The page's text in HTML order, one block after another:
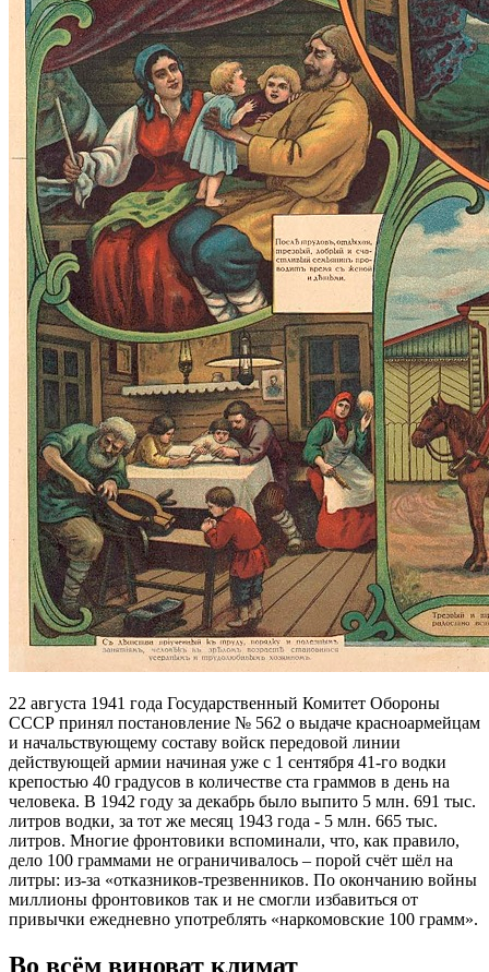
22 августа 1941 года Государственный Комитет Обороны
СССР принял постановление № 562 о выдаче красноармейцам
и начальствующему составу войск передовой линии
действующей армии начиная уже с 1 сентября 41-го водки
крепостью 40 градусов в количестве ста граммов в день на
человека. В 1942 году за декабрь было выпито 5 млн. 691 тыс.
литров водки, за тот же месяц 1943 года - 5 млн. 665 тыс.
литров. Многие фронтовики вспоминали, что, как правило,
дело 100 граммами не ограничивалось – порой счёт шёл на
литры: из-за «отказников-трезвенников. По окончанию войны
миллионы фронтовиков так и не смогли избавиться от
привычки ежедневно употреблять «наркомовские 100 грамм».
Во всём виноват климат